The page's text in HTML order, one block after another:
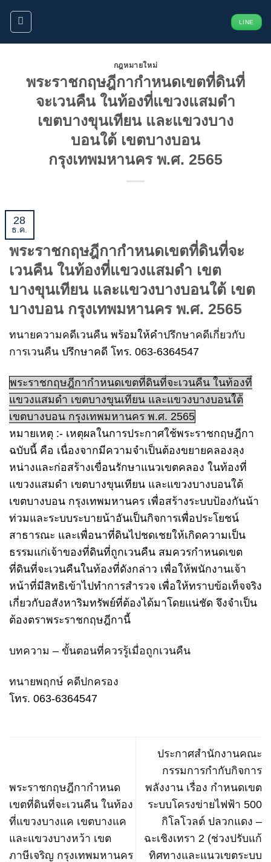
ข้าม
ยัง
LINE
กฎหมายใหม่
พระราชกฤษฎีกากำหนดเขตที่ดินที่
จะเวนคืน ในท้องที่แขวงแสมดำ
เขตบางขุนเทียน และแขวงบาง
บอนใต้ เขตบางบอน
กรุงเทพมหานคร พ.ศ. 2565
28
ธ.ค.
พระราชกฤษฎีกากำหนดเขตที่ดินที่จะ
เวนคืน ในท้องที่แขวงแสมดำ เขต
บางขุนเทียน และแขวงบางบอนใต้ เขต
บางบอน กรุงเทพมหานคร พ.ศ. 2565
ทนายความคดีเวนคืน พร้อมให้คำปรึกษาคดีเกี่ยวกับ
การเวนคืน ปรึกษาคดี โทร. 063-6364547
พระราชกฤษฎีกากำหนดเขตที่ดินที่จะเวนคืน ในท้องที่
แขวงแสมดำ เขตบางขุนเทียน และแขวงบางบอนใต้
เขตบางบอน กรุงเทพมหานคร พ.ศ. 2565
หมายเหตุ :- เหตุผลในการประกาศใช้พระราชกฤษฎีกา
ฉบับนี้ คือ เนื่องจากมีความจำเป็นต้องขยายคลองลุง
หน่างและก่อสร้างเขื่อนรักษาแนวเขตคลอง ในท้องที่
แขวงแสมดำ เขตบางขุนเทียน และแขวงบางบอนใต้
เขตบางบอน กรุงเทพมหานคร เพื่อสร้างระบบป้องกันน้า
ท่วมและระบบระบายน้าอันเป็นกิจการเพื่อประโยชน์
สาธารณะ และเพื่อนาที่ดินไปชดเชยให้เกิดความเป็น
ธรรมแก่เจ้าของที่ดินที่ถูกเวนคืน สมควรกำหนดเขต
ที่ดินที่จะเวนคืนในท้องที่ดังกล่าว เพื่อให้พนักงานเจ้า
หน้าที่มีสิทธิเข้าไปทำการสำรวจ เพื่อให้ทราบข้อเท็จจริง
เกี่ยวกับอสังหาริมทรัพย์ที่ต้องได้มาโดยแน่ชัด จึงจำเป็น
ต้องตราพระราชกฤษฎีกานี้
บทความ – ขั้นตอนที่ควรรู้เมื่อถูกเวนคืน
ทนายพฤกษ์ คดีปกครอง
โทร. 063-6364547
พระราชกฤษฎีกากำหนด
เขตที่ดินที่จะเวนคืน ในท้อง
ที่แขวงบางแค เขตบางแค
และแขวงบางหว้า เขต
ภาษีเจริญ กรุงเทพมหานคร
ประกาศสำนักงานคณะ
กรรมการกำกับกิจการ
พลังงาน เรื่อง กำหนดเขต
ระบบโครงข่ายไฟฟ้า 500
กิโลโวลต์ ปลวกแดง –
ฉะเชิงเทรา 2 (ช่วงปรับแก้
ทิศทางและแนวเขตระบบ